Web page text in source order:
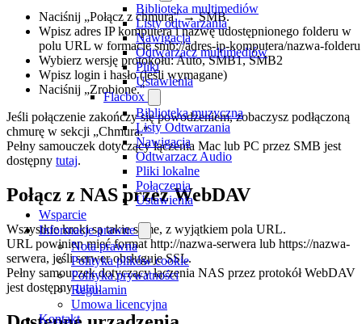
Biblioteka multimediów
Listy odtwarzania
Nawigacja
Odtwarzacz multimediów
Pliki
Ustawienia
Flacbox
Biblioteka muzyczna
Listy Odtwarzania
Nawigacja
Odtwarzacz Audio
Pliki lokalne
Połączenia
Ustawienia
Wsparcie
Informacje prawne
Nota prawna
Polityka plików cookie
Polityka prywatności
Regulamin
Umowa licencyjna
Kontakt
Naciśnij „Połącz z chmurą" → SMB.
Wpisz adres IP komputera i nazwę udostępnionego folderu w
polu URL w formacie smb://adres-ip-komputera/nazwa-folderu
Wybierz wersję protokołu: Auto, SMB1, SMB2
Wpisz login i hasło (jeśli wymagane)
Naciśnij „Zrobione."
Jeśli połączenie zakończy się powodzeniem, zobaczysz podłączoną
chmurę w sekcji „Chmura."
Pełny samouczek dotyczący łączenia Mac lub PC przez SMB jest
dostępny tutaj.
Połącz z NAS przez WebDAV
Wszystkie kroki są takie same, z wyjątkiem pola URL.
URL powinien mieć format http://nazwa-serwera lub https://nazwa-
serwera, jeśli serwer obsługuje SSL.
Pełny samouczek dotyczący łączenia NAS przez protokół WebDAV
jest dostępnytutaj.